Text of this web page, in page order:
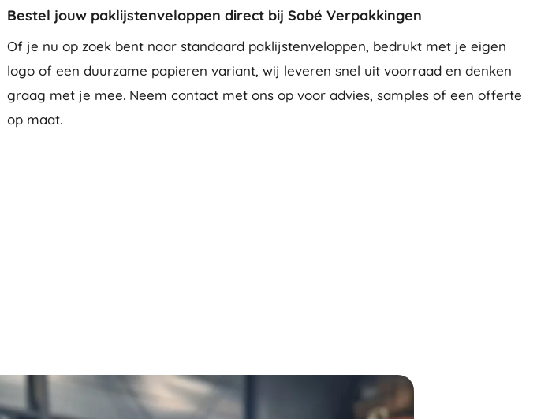
Bestel jouw paklijstenveloppen direct bij Sabé Verpakkingen
Of je nu op zoek bent naar standaard paklijstenveloppen, bedrukt met je eigen
logo of een duurzame papieren variant, wij leveren snel uit voorraad en denken
graag met je mee. Neem contact met ons op voor advies, samples of een offerte
op maat.